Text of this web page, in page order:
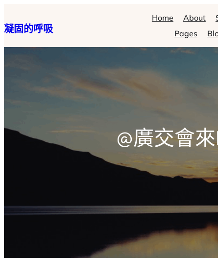
至
主
凝固的呼吸
Home About
Pages
@廣交會